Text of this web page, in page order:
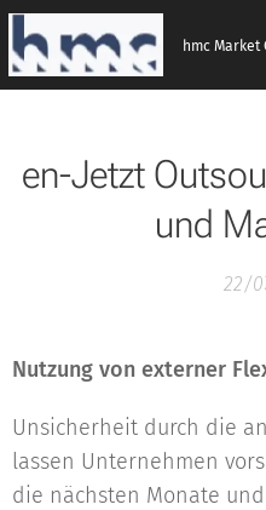
hmc Market
en-Jetzt
und
22/
Nutzung von externer
Unsicherheit durch die
lassen Unternehmen
die nächsten Monate